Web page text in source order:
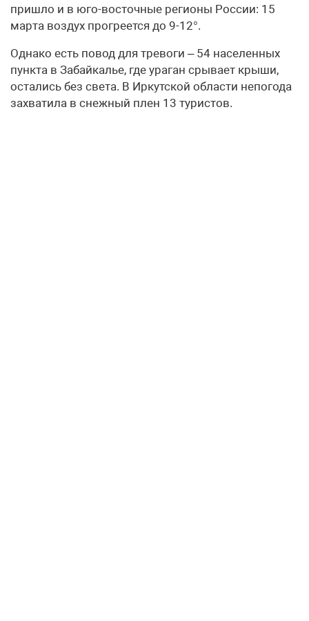
пришло и в юго-восточные регионы России: 15
марта воздух прогреется до 9-12°.
Однако есть повод для тревоги – 54 населенных
пункта в Забайкалье, где ураган срывает крыши,
остались без света. В Иркутской области непогода
захватила в снежный плен 13 туристов.